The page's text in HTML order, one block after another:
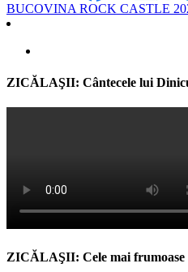
BUCOVINA ROCK CASTLE
ZICĂLAŞII: Cântecele lui
ZICĂLAŞII: Cele mai frumoase